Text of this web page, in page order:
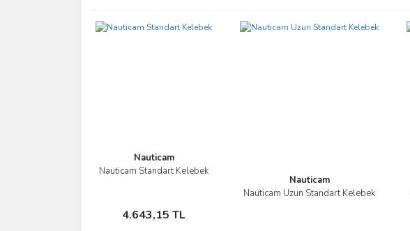
Ürün açıklamasında eksik bilgiler bulunuyor.
Nauticam
Nauticam Standart Kelebek
4.643,15 TL
İncele
Sepete Ekle
Nauticam
Nauticam Uzun Standart Kelebek
İncele